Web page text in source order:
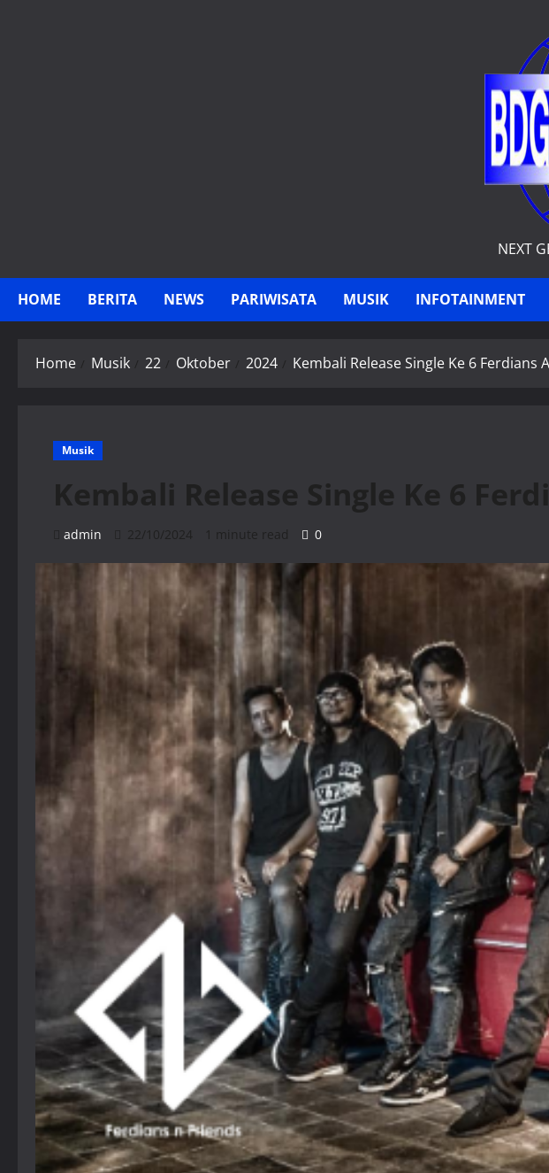
NEXT
HOME BERITA NEWS PARIWISATA MUSIK INFOTAINMENT
Home Musik 22 Oktober 2024 Kembali Release Single Ke 6 Ferdians
Musik
Kembali Release Single Ke 6
admin 22/10/2024 1 minute read 0